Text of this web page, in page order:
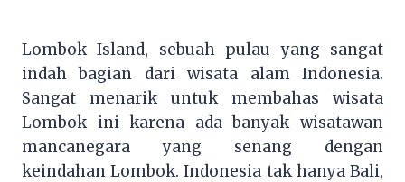
Lombok Island, sebuah pulau yang sangat
indah bagian dari wisata alam Indonesia.
Sangat menarik untuk membahas wisata
Lombok ini karena ada banyak wisatawan
mancanegara yang senang dengan
keindahan Lombok. Indonesia tak hanya Bali,